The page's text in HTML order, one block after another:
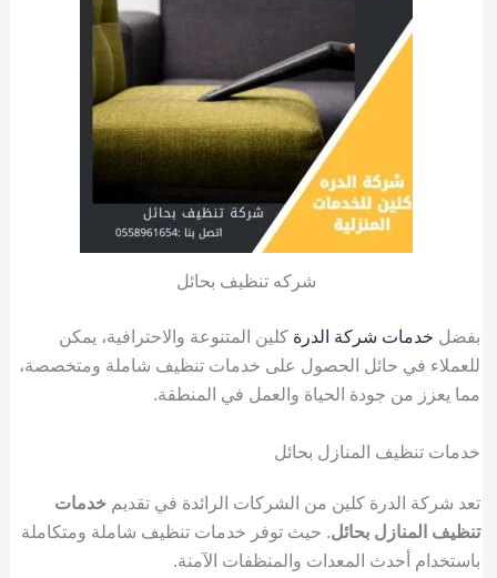
شركه تنظيف بحائل
بفضل خدمات شركة الدرة كلين المتنوعة والاحترافية، يمكن
للعملاء في حائل الحصول على خدمات تنظيف شاملة ومتخصصة،
مما يعزز من جودة الحياة والعمل في المنطقة.
خدمات تنظيف المنازل بحائل
تعد شركة الدرة كلين من الشركات الرائدة في تقديم خدمات
تنظيف المنازل بحائل. حيث توفر خدمات تنظيف شاملة ومتكاملة
باستخدام أحدث المعدات والمنظفات الآمنة.